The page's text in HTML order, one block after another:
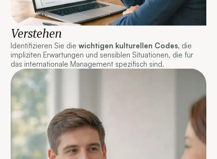
Verstehen
Identifizieren Sie diewichtigen kulturellen Codes, die
impliziten Erwartungen und sensiblen Situationen, die für
das internationale Management spezifisch sind.